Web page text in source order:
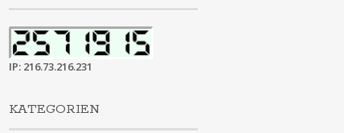
IP: 216.73.216.231
KATEGORIEN